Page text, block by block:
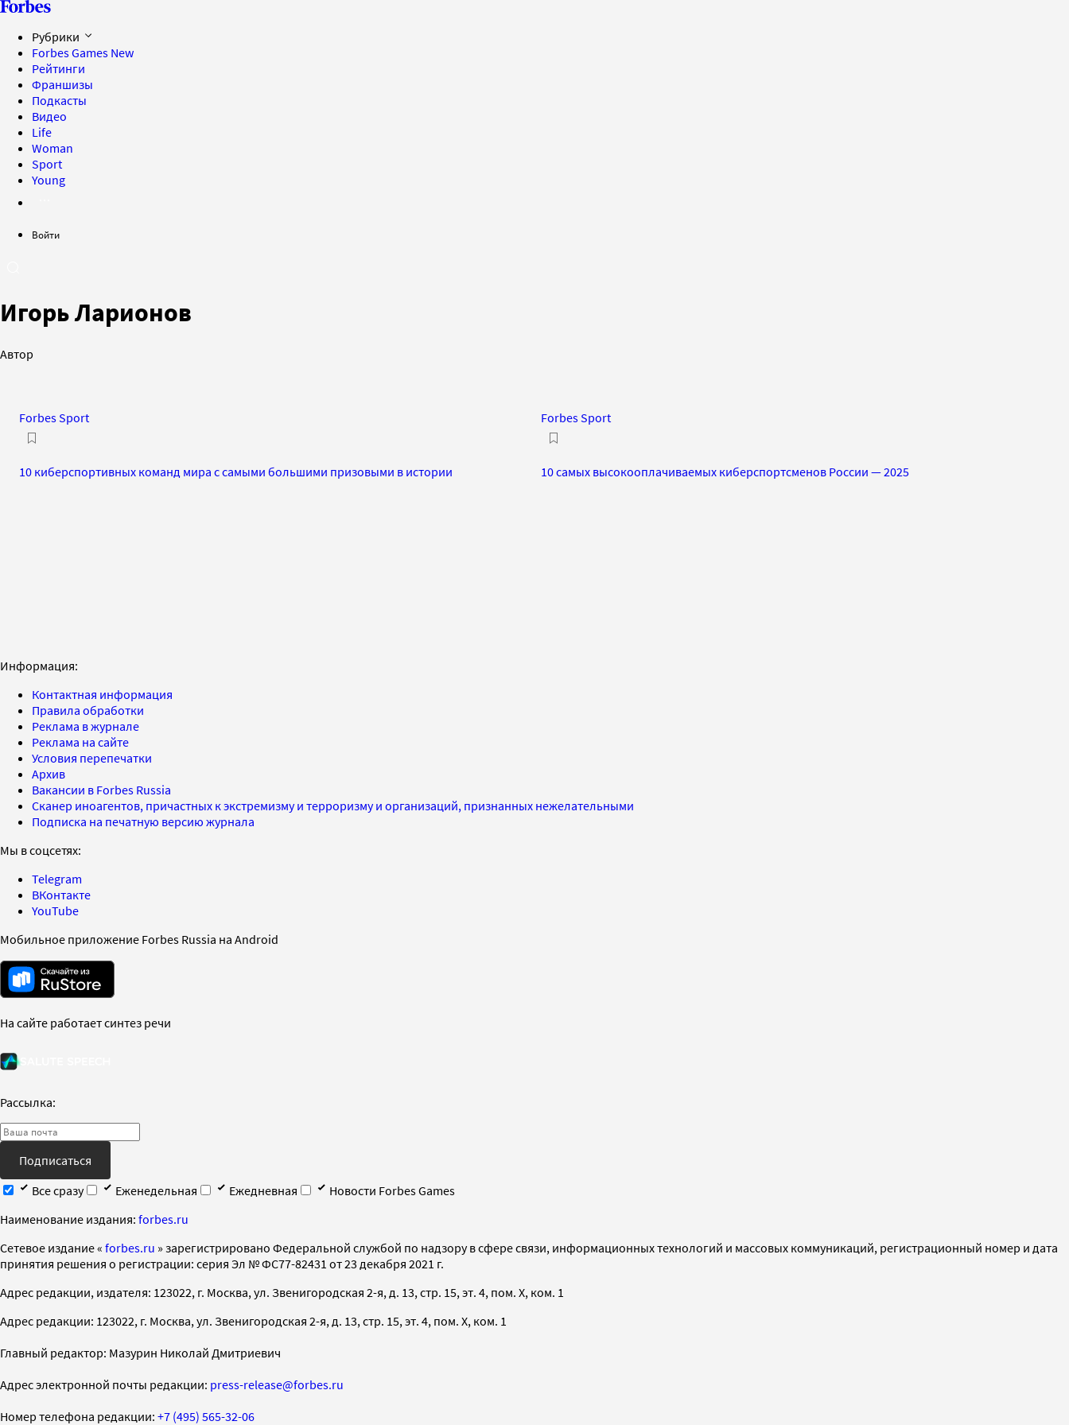
Рубрики
Forbes Games New
Рейтинги
Франшизы
Подкасты
Видео
Life
Woman
Sport
Young
Войти
Игорь Ларионов
Автор
Forbes Sport
10 киберспортивных команд мира с самыми большими призовыми в истории
Forbes Sport
10 самых высокооплачиваемых киберспортсменов России — 2025
Информация:
Контактная информация
Правила обработки
Реклама в журнале
Реклама на сайте
Условия перепечатки
Архив
Вакансии в Forbes Russia
Сканер иноагентов, причастных к экстремизму и терроризму и организаций, признанных нежелательными
Подписка на печатную версию журнала
Мы в соцсетях:
Telegram
ВКонтакте
YouTube
Мобильное приложение Forbes Russia на Android
На сайте работает синтез речи
Рассылка:
Подписаться
Все сразу
Еженедельная Ежедневная
Новости Forbes Games
Наименование издания: forbes.ru
Cетевое издание « forbes.ru » зарегистрировано Федеральной службой по надзору в сфере связи, информационных технологий и массовых коммуникаций, регистрационный номер и дата
принятия решения о регистрации: серия Эл № ФС77-82431 от 23 декабря 2021 г.
Адрес редакции, издателя: 123022, г. Москва, ул. Звенигородская 2-я, д. 13, стр. 15, эт. 4, пом. X, ком. 1
Адрес редакции: 123022, г. Москва, ул. Звенигородская 2-я, д. 13, стр. 15, эт. 4, пом. X, ком. 1
Главный редактор: Мазурин Николай Дмитриевич
Адрес электронной почты редакции: press-release@forbes.ru
Номер телефона редакции: +7 (495) 565-32-06